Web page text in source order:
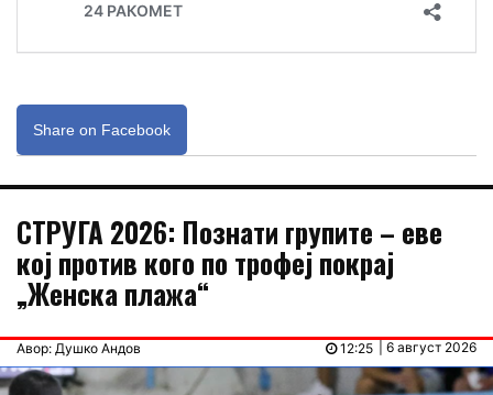
Share on Facebook
СТРУГА 2026: Познати групите – еве
кој против кого по трофеј покрај
„Женска плажа“
Авор: Душко Андов | 6 август 2026
12:25